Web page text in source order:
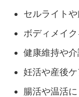
セルライト
ボディメイ
健康維持や
妊活や産後ケ
腸活や温活に